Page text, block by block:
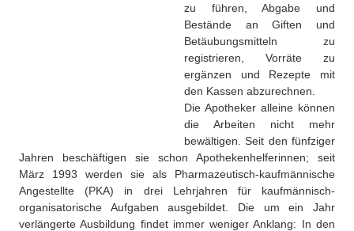
zu führen, Abgabe und
Bestände an Giften und
Betäubungsmitteln zu
registrieren, Vorräte zu
ergänzen und Rezepte mit
den Kassen abzurechnen.
Die Apotheker alleine können
die Arbeiten nicht mehr
bewältigen. Seit den fünfziger
Jahren beschäftigen sie schon Apothekenhelferinnen; seit
März 1993 werden sie als Pharmazeutisch-kaufmännische
Angestellte (PKA) in drei Lehrjahren für kaufmännisch-
organisatorische Aufgaben ausgebildet. Die um ein Jahr
verlängerte Ausbildung findet immer weniger Anklang: In den